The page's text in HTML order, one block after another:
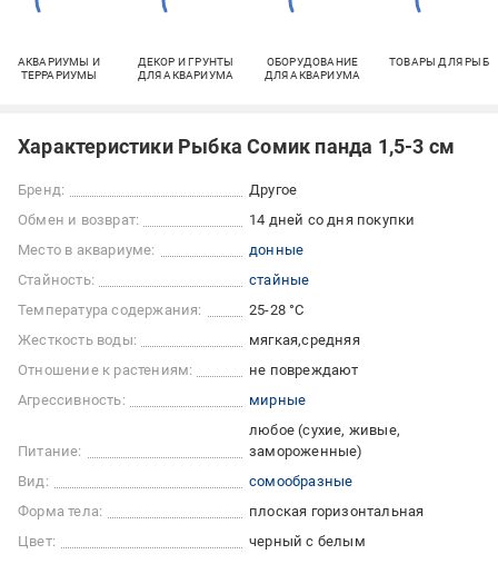
АКВАРИУМЫ И
ТЕРРАРИУМЫ
ДЕКОР И ГРУНТЫ
ДЛЯ АКВАРИУМА
ОБОРУДОВАНИЕ
ДЛЯ АКВАРИУМА
ТОВАРЫ ДЛЯ РЫБ
Характеристики Рыбка Сомик панда 1,5-3 см
Бренд:
Другое
Обмен и возврат:
14 дней со дня покупки
Место в аквариуме:
донные
Стайность:
стайные
Температура содержания:
25-28 °С
Жесткость воды:
мягкая средняя
Отношение к растениям:
не повреждают
Агрессивность:
мирные
Питание:
любое (сухие, живые,
замороженные)
Вид:
сомообразные
Форма тела:
плоская горизонтальная
Цвет:
черный с белым